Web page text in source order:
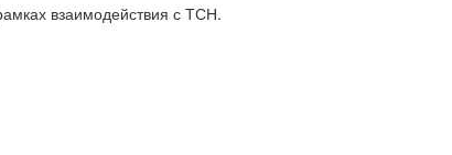
взаимодействия с ТСН.